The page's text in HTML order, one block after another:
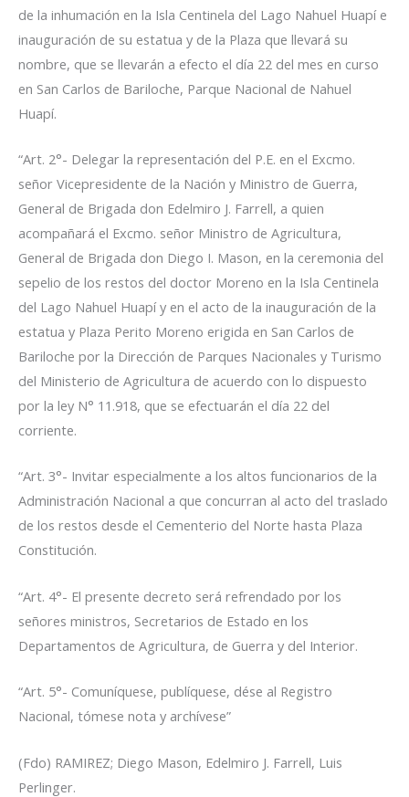
de la inhumación en la Isla Centinela del Lago Nahuel Huapí e
inauguración de su estatua y de la Plaza que llevará su
nombre, que se llevarán a efecto el día 22 del mes en curso
en San Carlos de Bariloche, Parque Nacional de Nahuel
Huapí.
“Art. 2°- Delegar la representación del P.E. en el Excmo.
señor Vicepresidente de la Nación y Ministro de Guerra,
General de Brigada don Edelmiro J. Farrell, a quien
acompañará el Excmo. señor Ministro de Agricultura,
General de Brigada don Diego I. Mason, en la ceremonia del
sepelio de los restos del doctor Moreno en la Isla Centinela
del Lago Nahuel Huapí y en el acto de la inauguración de la
estatua y Plaza Perito Moreno erigida en San Carlos de
Bariloche por la Dirección de Parques Nacionales y Turismo
del Ministerio de Agricultura de acuerdo con lo dispuesto
por la ley N° 11.918, que se efectuarán el día 22 del
corriente.
“Art. 3°- Invitar especialmente a los altos funcionarios de la
Administración Nacional a que concurran al acto del traslado
de los restos desde el Cementerio del Norte hasta Plaza
Constitución.
“Art. 4°- El presente decreto será refrendado por los
señores ministros, Secretarios de Estado en los
Departamentos de Agricultura, de Guerra y del Interior.
“Art. 5°- Comuníquese, publíquese, dése al Registro
Nacional, tómese nota y archívese”
(Fdo) RAMIREZ; Diego Mason, Edelmiro J. Farrell, Luis
Perlinger.